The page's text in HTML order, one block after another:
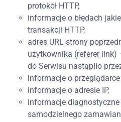
protokół HTTP,
informacje o błędach
transakcji HTTP,
adres URL strony
użytkownika (referer link)
do Serwisu nastąpiło
informacje o
informacje o adresie IP,
informacje
samodzielnego